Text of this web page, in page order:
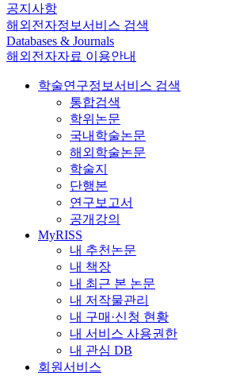
공지사항
해외전자정보서비스 검색
Databases & Journals
해외전자자료 이용안내
학술연구정보서비스 검색
통합검색
학위논문
국내학술논문
해외학술논문
학술지
단행본
연구보고서
공개강의
MyRISS
내 추천논문
내 책장
내 최근 본 논문
내 저작물관리
내 구매·신청 현황
내 서비스 사용권한
내 관심 DB
회원서비스